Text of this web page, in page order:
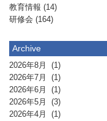
教育情報 (14)
研修会 (164)
Archive
2026年8月
(1)
2026年7月
(1)
2026年6月
(1)
2026年5月
(3)
2026年4月
(1)